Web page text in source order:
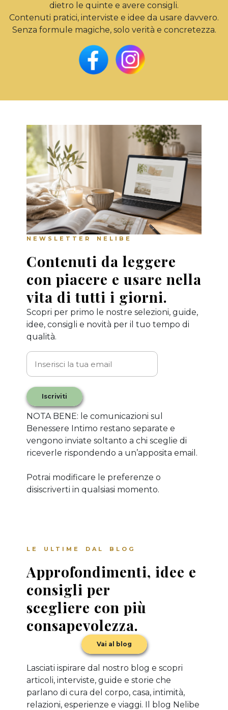
dietro le quinte e avere consigli.
Contenuti pratici, interviste e idee da usare davvero.
Senza formule magiche, solo verità e concretezza.
NEWSLETTER NELIBE
Contenuti da leggere
con piacere e usare nella
vita di tutti i giorni.
Scopri per primo le nostre selezioni, guide,
idee, consigli e novità per il tuo tempo di
qualità.
Iscriviti
NOTA BENE: le comunicazioni sul
Benessere Intimo restano separate e
vengono inviate soltanto a chi sceglie di
riceverle rispondendo a un’apposita email.
Potrai modificare le preferenze o
disiscriverti in qualsiasi momento.
LE ULTIME DAL BLOG
Approfondimenti, idee e
consigli per
scegliere con più
consapevolezza.
Vai al blog
Lasciati ispirare dal nostro blog e scopri
articoli, interviste, guide e storie che
parlano di cura del corpo, casa, intimità,
relazioni, esperienze e viaggi. Il blog Nelibe